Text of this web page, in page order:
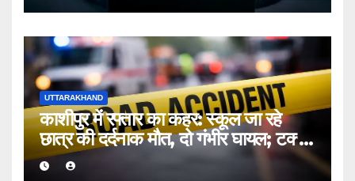
UTTARAKHAND
काशीपुर में रफ्तार का कहर: स्कूल जा रहे
छात्र की दर्दनाक मौत, दो गंभीर घायल; टक्कर
मारकर चालक फरार